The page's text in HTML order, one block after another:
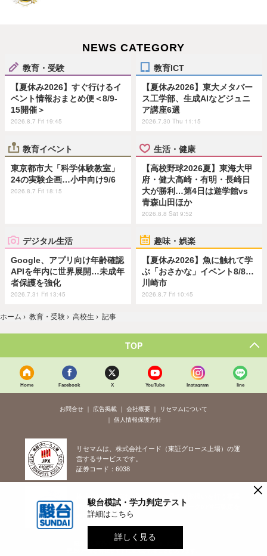
NEWS CATEGORY
教育・受験
【夏休み2026】すぐ行けるイ
ベント情報おまとめ便＜8/9-
15開催＞
2026.8.7 Fri 19:45
教育ICT
【夏休み2026】東大メタバー
ス工学部、生成AIなどジュニ
ア講座6選
2026.7.30 Thu 11:15
教育イベント
東京都市大「科学体験教室」
24の実験企画…小中向け9/6
2026.8.7 Fri 18:15
生活・健康
【高校野球2026夏】東海大甲
府・健大高崎・有明・長崎日
大が勝利…第4日は遊学館vs
青森山田ほか
2026.8.8 Sat 9:52
デジタル生活
Google、アプリ向け年齢確認
APIを年内に世界展開…未成年
者保護を強化
2026.7.31 Fri 13:45
趣味・娯楽
【夏休み2026】魚に触れて学
ぶ「おさかな」イベント8/8…
川崎市
2026.8.7 Fri 10:45
ホーム › 教育・受験 › 高校生 › 記事
TOP
Home Facebook X YouTube Instagram line
お問合せ 広告掲載 会社概要
リセマムについて
個人情報保護方針
リセマムは、株式会社イード（東証グロース上場）の運
営するサービスです。
証券コード：6038
株式会社イードは、個人情報の適切な取扱いを行う事業
者に対して付与されるプライバシーマークの付与認定を
受けています。
紹介した商品/サービスを購入、契約した場合に、
売上の一部が弊社サイトに還元されることがあります。
×
駿台模試・学力判定テスト
詳細はこちら
詳しく見る